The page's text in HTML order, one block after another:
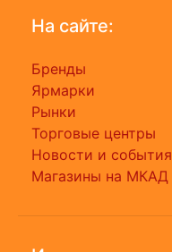
На сайте:
Бренды
Ярмарки
Рынки
Торговые центры
Новости и события
Магазины на МКАД